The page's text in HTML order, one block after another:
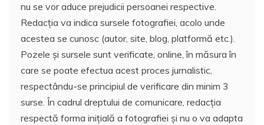
nu se vor aduce prejudicii persoanei respective.
Redacția va indica sursele fotografiei, acolo unde
acestea se cunosc (autor, site, blog, platformă etc.).
Pozele și sursele sunt verificate, online, în măsura în
care se poate efectua acest proces jurnalistic,
respectându-se principiul de verificare din minim 3
surse. În cadrul dreptului de comunicare, redacția
respectă forma inițială a fotografiei și nu o va adapta